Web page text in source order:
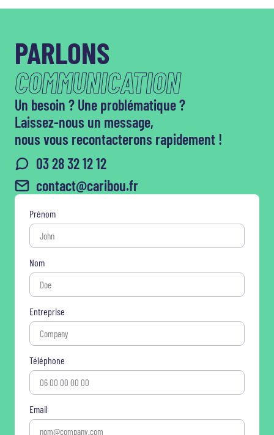
PARLONS
COMMUNICATION
Un besoin ? Une problématique ?
Laissez-nous un message,
nous vous recontacterons rapidement !
03 28 32 12 12
contact@caribou.fr
Prénom
Nom
Entreprise
Téléphone
Email